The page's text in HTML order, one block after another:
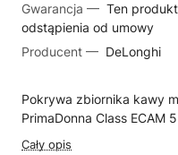
Gwarancja — Ten
odstąpienia od umowy
Producent — DeLonghi
Pokrywa zbiornika kawy
PrimaDonna Class ECAM
Cały opis